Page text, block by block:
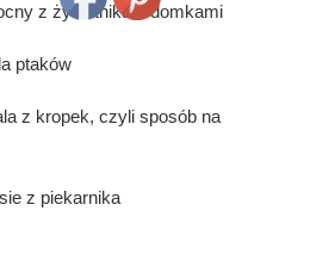
z żywotnika z domkami
ptaków
z kropek, czyli sposób na
z piekarnika